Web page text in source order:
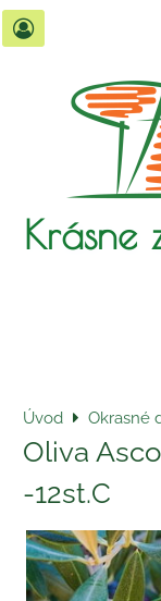
Krásne
Úvod Okrasné
Oliva
-12st.C